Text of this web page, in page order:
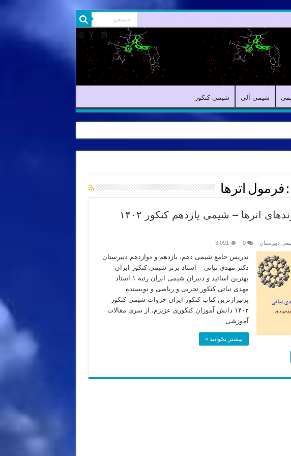
شیمی آلی شیمی کنکور
فرمول اترها
نکات نام گذاری، فرمول و پیوندهای اترها – شیمی یازدهم کنکور ۱۴۰۲
دبیرستان 0
3,091
تدریس جامع شیمی دهم، یازدهم و دوازدهم دبیرستان
دکتر مهدی نباتی – استاد برتر شیمی کنکور ایران
بهترین اساتید و دبیران شیمی ایران رتبه ۱ استاد
مهدی نباتی کنکور تجربی و ریاضی و نویسنده
پرتیراژترین کتاب کنکور ایران جزوات شیمی کنکور
۱۴۰۲ دانش آموزان کنکوری عزیزم، از سری مقالات
آموزشی …
بیشتر بخوانید »